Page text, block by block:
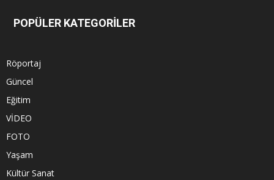
POPÜLER KATEGORİLER
Röportaj
Güncel
Eğitim
VİDEO
FOTO
Yaşam
Kültür Sanat